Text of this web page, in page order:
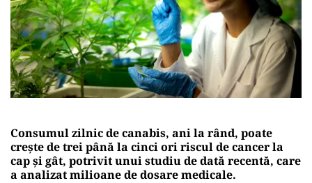
Consumul zilnic de canabis, ani la rând, poate
crește de trei până la cinci ori riscul de cancer la
cap și gât, potrivit unui studiu de dată recentă, care
a analizat milioane de dosare medicale.